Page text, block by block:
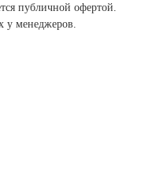
публичной офертой.
у менеджеров.